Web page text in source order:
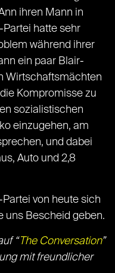
ihren Mann in
hatte sehr
während ihrer
ein paar Blair-
Wirtschaftsmächten
Kompromisse zu
sozialistischen
einzugehen, am
und dabei
Auto und 2,8
von heute sich
uns Bescheid geben.
“ The Conversation”
mit freundlicher